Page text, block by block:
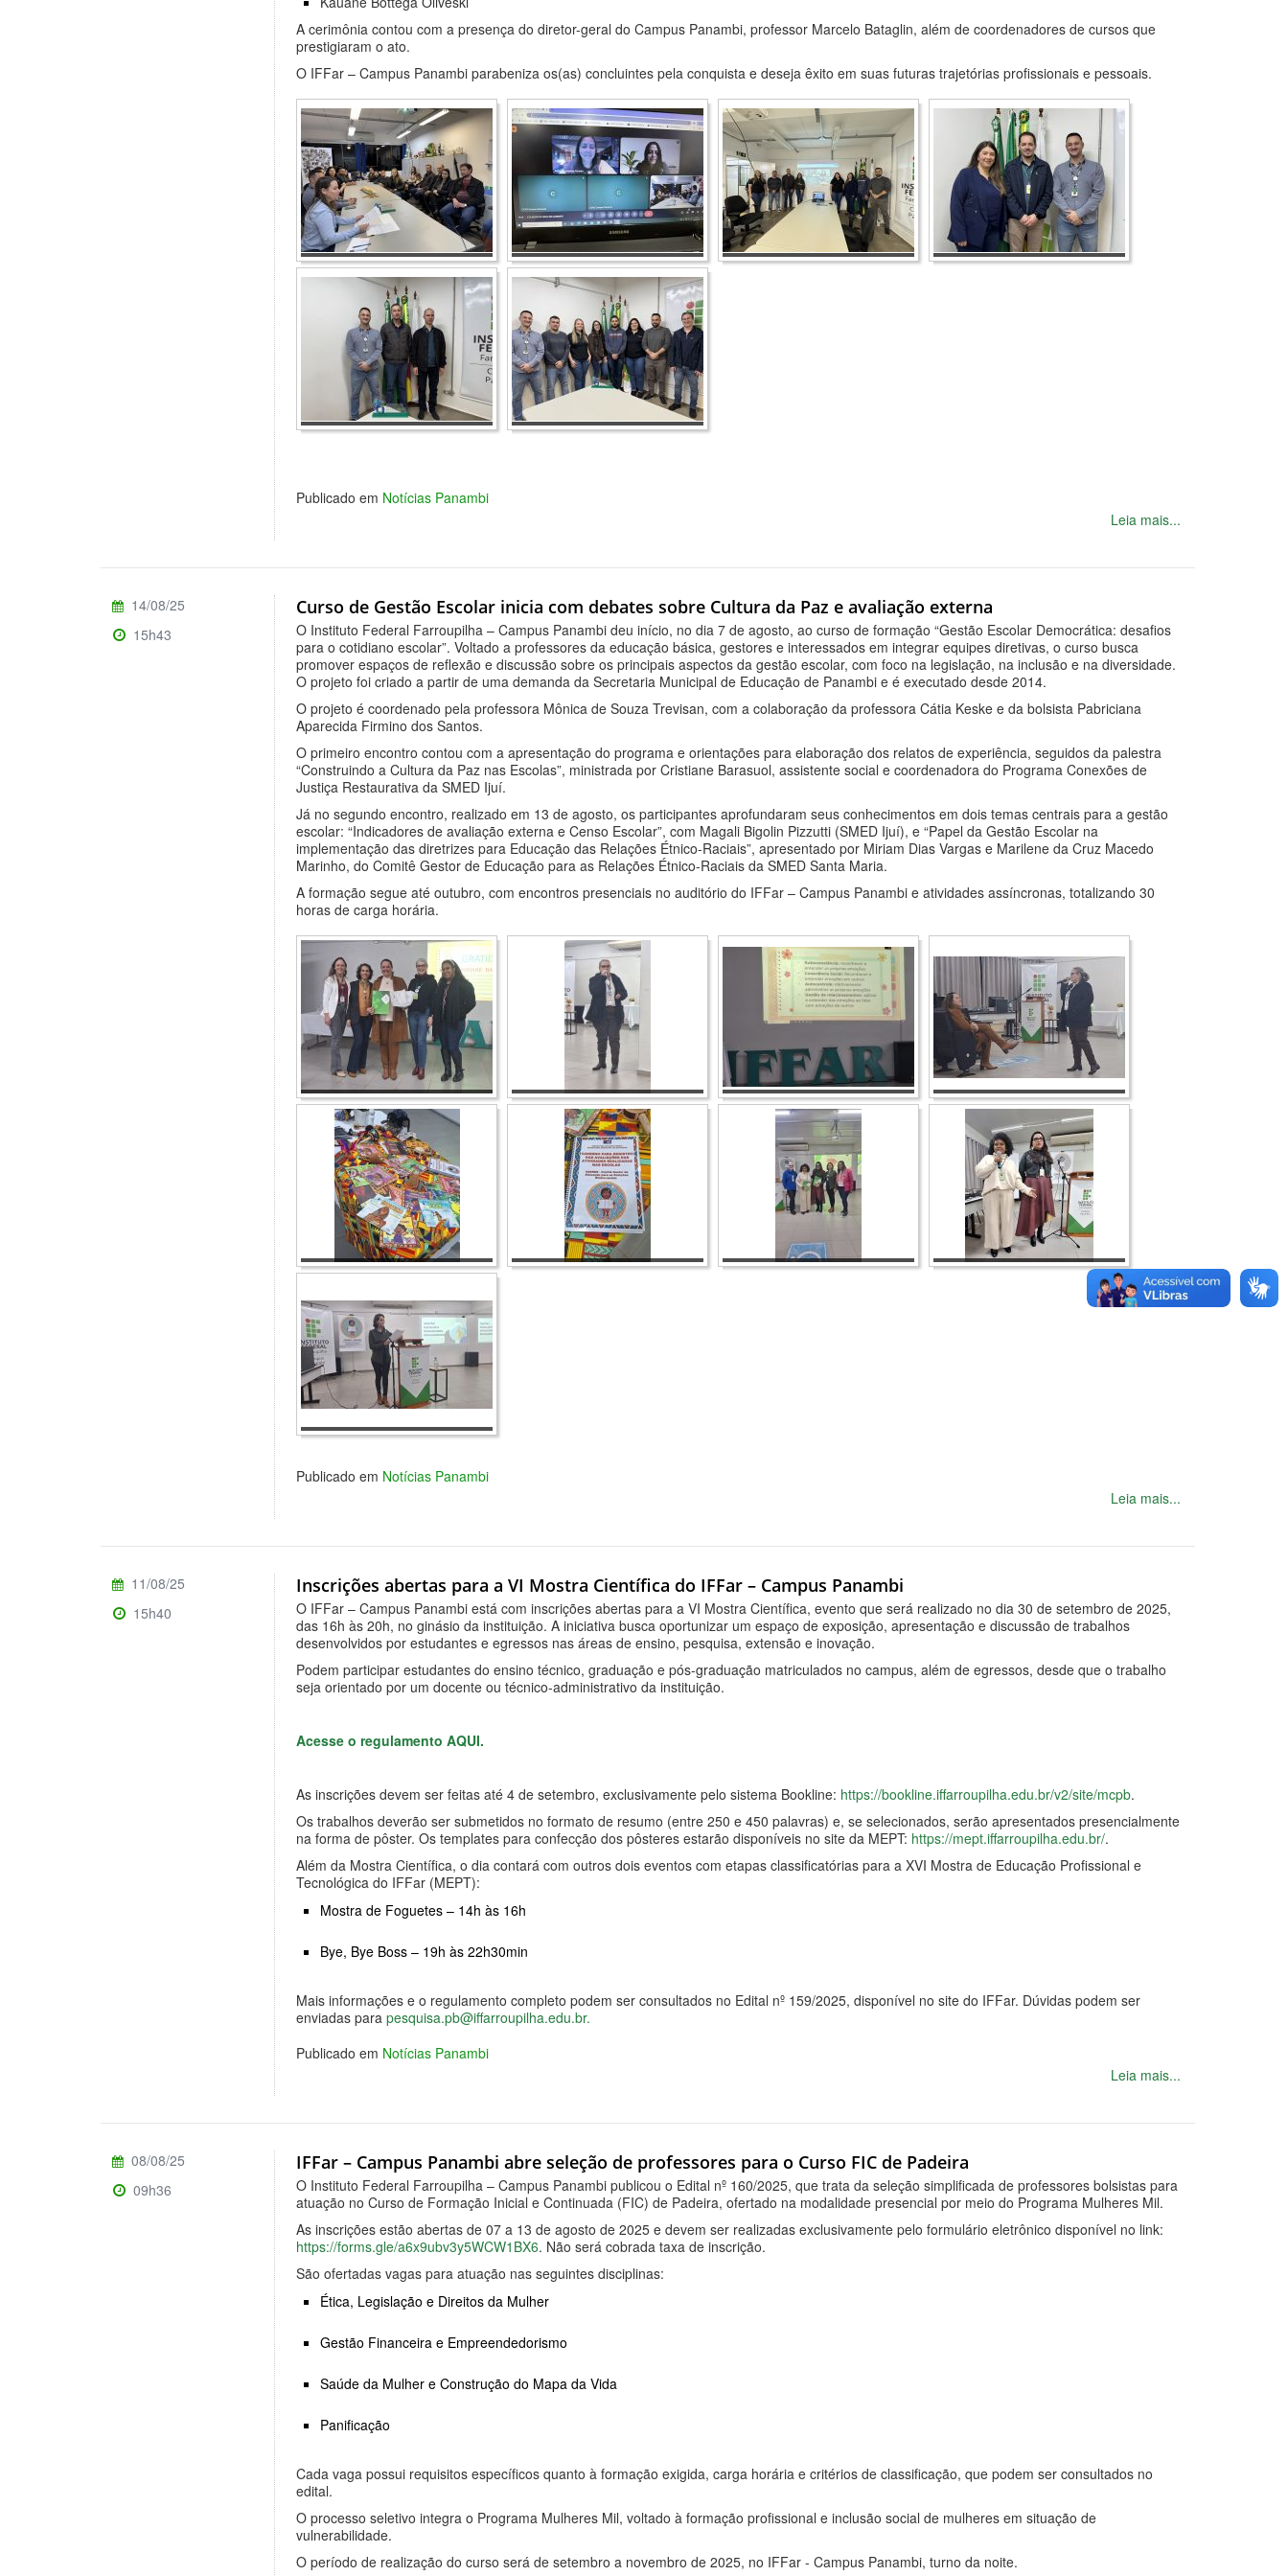
A cerimônia contou com a presença do diretor-geral do Campus Panambi, professor Marcelo Bataglin, além de coordenadores de cursos que
prestigiaram o ato.
O IFFar – Campus Panambi parabeniza os(as) concluintes pela conquista e deseja êxito em suas futuras trajetórias profissionais e pessoais.
Publicado em Notícias Panambi
Leia mais...
Curso de Gestão Escolar inicia com debates sobre Cultura da Paz e avaliação externa
O Instituto Federal Farroupilha – Campus Panambi deu início, no dia 7 de agosto, ao curso de formação “Gestão Escolar Democrática: desafios
para o cotidiano escolar”. Voltado a professores da educação básica, gestores e interessados em integrar equipes diretivas, o curso busca
promover espaços de reflexão e discussão sobre os principais aspectos da gestão escolar, com foco na legislação, na inclusão e na diversidade.
O projeto foi criado a partir de uma demanda da Secretaria Municipal de Educação de Panambi e é executado desde 2014.
O projeto é coordenado pela professora Mônica de Souza Trevisan, com a colaboração da professora Cátia Keske e da bolsista Pabriciana
Aparecida Firmino dos Santos.
O primeiro encontro contou com a apresentação do programa e orientações para elaboração dos relatos de experiência, seguidos da palestra
“Construindo a Cultura da Paz nas Escolas”, ministrada por Cristiane Barasuol, assistente social e coordenadora do Programa Conexões de
Justiça Restaurativa da SMED Ijuí.
Já no segundo encontro, realizado em 13 de agosto, os participantes aprofundaram seus conhecimentos em dois temas centrais para a gestão
escolar: “Indicadores de avaliação externa e Censo Escolar”, com Magali Bigolin Pizzutti (SMED Ijuí), e “Papel da Gestão Escolar na
implementação das diretrizes para Educação das Relações Étnico-Raciais”, apresentado por Miriam Dias Vargas e Marilene da Cruz Macedo
Marinho, do Comitê Gestor de Educação para as Relações Étnico-Raciais da SMED Santa Maria.
A formação segue até outubro, com encontros presenciais no auditório do IFFar – Campus Panambi e atividades assíncronas, totalizando 30
horas de carga horária.
Publicado em Notícias Panambi
Leia mais...
14/08/25
15h43
Inscrições abertas para a VI Mostra Científica do IFFar – Campus Panambi
O IFFar – Campus Panambi está com inscrições abertas para a VI Mostra Científica, evento que será realizado no dia 30 de setembro de 2025,
das 16h às 20h, no ginásio da instituição. A iniciativa busca oportunizar um espaço de exposição, apresentação e discussão de trabalhos
desenvolvidos por estudantes e egressos nas áreas de ensino, pesquisa, extensão e inovação.
Podem participar estudantes do ensino técnico, graduação e pós-graduação matriculados no campus, além de egressos, desde que o trabalho
seja orientado por um docente ou técnico-administrativo da instituição.
Acesse o regulamento AQUI.
As inscrições devem ser feitas até 4 de setembro, exclusivamente pelo sistema Bookline: https://bookline.iffarroupilha.edu.br/v2/site/mcpb.
Os trabalhos deverão ser submetidos no formato de resumo (entre 250 e 450 palavras) e, se selecionados, serão apresentados presencialmente
na forma de pôster. Os templates para confecção dos pôsteres estarão disponíveis no site da MEPT: https://mept.iffarroupilha.edu.br/.
Além da Mostra Científica, o dia contará com outros dois eventos com etapas classificatórias para a XVI Mostra de Educação Profissional e
Tecnológica do IFFar (MEPT):
Mostra de Foguetes – 14h às 16h
Bye, Bye Boss – 19h às 22h30min
Mais informações e o regulamento completo podem ser consultados no Edital nº 159/2025, disponível no site do IFFar. Dúvidas podem ser
enviadas parapesquisa.pb@iffarroupilha.edu.br.
Publicado em Notícias Panambi
Leia mais...
11/08/25
15h40
IFFar – Campus Panambi abre seleção de professores para o Curso FIC de Padeira
O Instituto Federal Farroupilha – Campus Panambi publicou o Edital nº 160/2025, que trata da seleção simplificada de professores bolsistas para
atuação no Curso de Formação Inicial e Continuada (FIC) de Padeira, ofertado na modalidade presencial por meio do Programa Mulheres Mil.
As inscrições estão abertas de 07 a 13 de agosto de 2025 e devem ser realizadas exclusivamente pelo formulário eletrônico disponível no link:
https://forms.gle/a6x9ubv3y5WCW1BX6. Não será cobrada taxa de inscrição.
São ofertadas vagas para atuação nas seguintes disciplinas:
Ética, Legislação e Direitos da Mulher
Gestão Financeira e Empreendedorismo
Saúde da Mulher e Construção do Mapa da Vida
Panificação
Cada vaga possui requisitos específicos quanto à formação exigida, carga horária e critérios de classificação, que podem ser consultados no
edital.
O processo seletivo integra o Programa Mulheres Mil, voltado à formação profissional e inclusão social de mulheres em situação de
vulnerabilidade.
O período de realização do curso será de setembro a novembro de 2025, no IFFar - Campus Panambi, turno da noite.
08/08/25
09h36